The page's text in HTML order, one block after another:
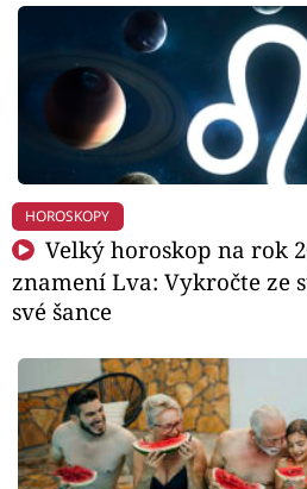
HOROSKOPY
Velký horoskop na rok
znamení Lva: Vykročte ze
své šance